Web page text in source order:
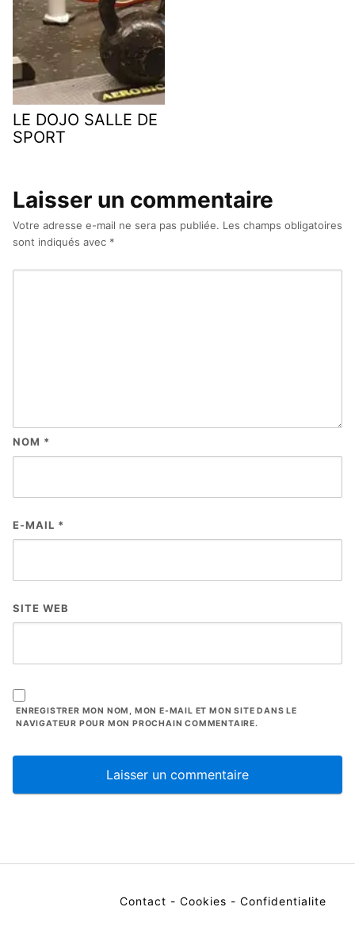
LE DOJO SALLE DE
SPORT
Laisser un commentaire
Votre adresse e-mail ne sera pas publiée. Les champs obligatoires
sont indiqués avec *
NOM *
E-MAIL *
SITE WEB
ENREGISTRER MON NOM, MON E-MAIL ET MON SITE DANS LE
NAVIGATEUR POUR MON PROCHAIN COMMENTAIRE.
Contact - Cookies - Confidentialite